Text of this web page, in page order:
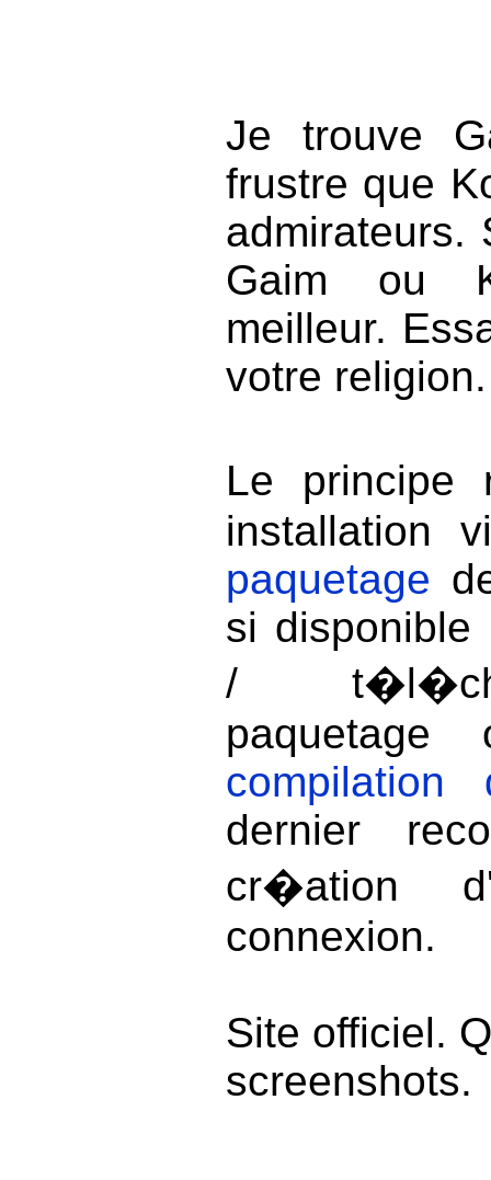
Je trouve
frustre que
admirateurs.
Gaim ou
meilleur.
votre religion.
Le
installation
paquetage
si
/
compilation
dernier
cr�ation
connexion.
Site officiel.
screenshots.